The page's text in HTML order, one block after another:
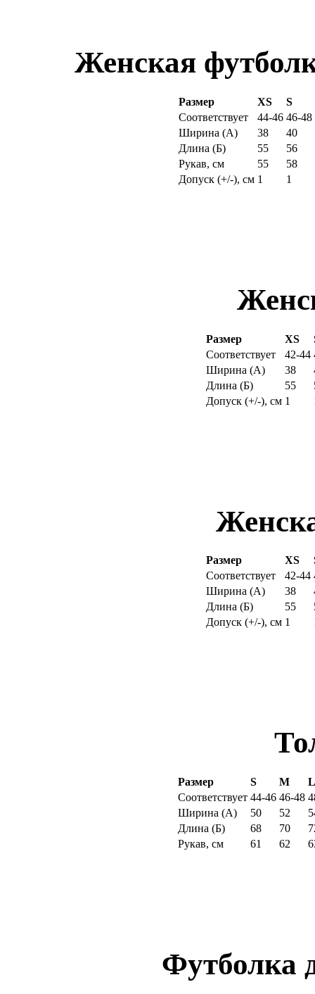
Женская
Размер XS S
Соответствует
44-46 46-48
Ширина (А) 38 40
Длина (Б) 55 56
Рукав, см
55 58
Допуск (+/-), см 1 1
Размер XS
Соответствует
42-44
Ширина (А) 38
Длина (Б) 55
Допуск (+/-), см 1
Размер XS
Соответствует
42-44
Ширина (А) 38
Длина (Б) 55
Допуск (+/-), см 1
Размер S M
L
Соответствует 44-46 46-48
Ширина (А) 50 52
Длина (Б) 68 70
Рукав, см
61 62
Футболка